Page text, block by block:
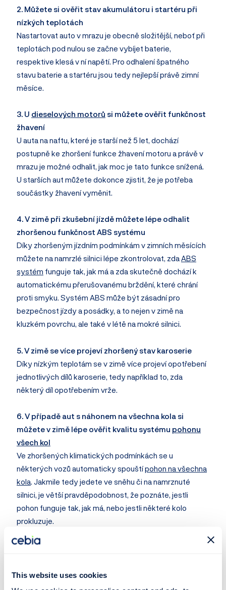
This website uses cookies
2. Můžete si ověřit stav akumulátoru i startéru při
nízkých teplotách
Nastartovat auto v mrazu je obecně složitější, neboť při
teplotách pod nulou se začne vybíjet baterie,
respektive klesá v ní napětí. Pro odhalení špatného
stavu baterie a startéru jsou tedy nejlepší právě zimní
měsíce.
3. U dieselových motorů si můžete ověřit funkčnost
žhavení
U auta na naftu, které je starší než 5 let, dochází
postupně ke zhoršení funkce žhavení motoru a právě v
mrazu je možné odhalit, jak moc je tato funkce snížená.
U starších aut můžete dokonce zjistit, že je potřeba
součástky žhavení vyměnit.
4. V zimě při zkušební jízdě můžete lépe odhalit
zhoršenou funkčnost ABS systému
Díky zhoršeným jízdním podmínkám v zimních měsících
můžete na namrzlé silnici lépe zkontrolovat, zdaABS
systém funguje tak, jak má a zda skutečně dochází k
automatickému přerušovanému brždění, které chrání
proti smyku. Systém ABS může být zásadní pro
bezpečnost jízdy a posádky, a to nejen v zimě na
kluzkém povrchu, ale také v létě na mokré silnici.
5. V zimě se více projeví zhoršený stav karoserie
Díky nízkým teplotám se v zimě více projeví opotřebení
jednotlivých dílů karoserie, tedy například to, zda
některý díl opotřebením vrže.
6. V případě aut s náhonem na všechna kola si
můžete v zimě lépe ověřit kvalitu systému pohonu
všech kol
Ve zhoršených klimatických podmínkách se u
některých vozů automaticky spouštípohon na všechna
kola. Jakmile tedy jedete ve sněhu či na namrznuté
silnici, je větší pravděpodobnost, že poznáte, jestli
pohon funguje tak, jak má, nebo jestli některé kolo
prokluzuje.
7. V zimě je jednoduší vizuálně zkontrolovat
Černý kouř z výfukunevěstí nic dobrého. Důvodů, proč z
auta vane černý či šedivý kouř, může být celá řada,